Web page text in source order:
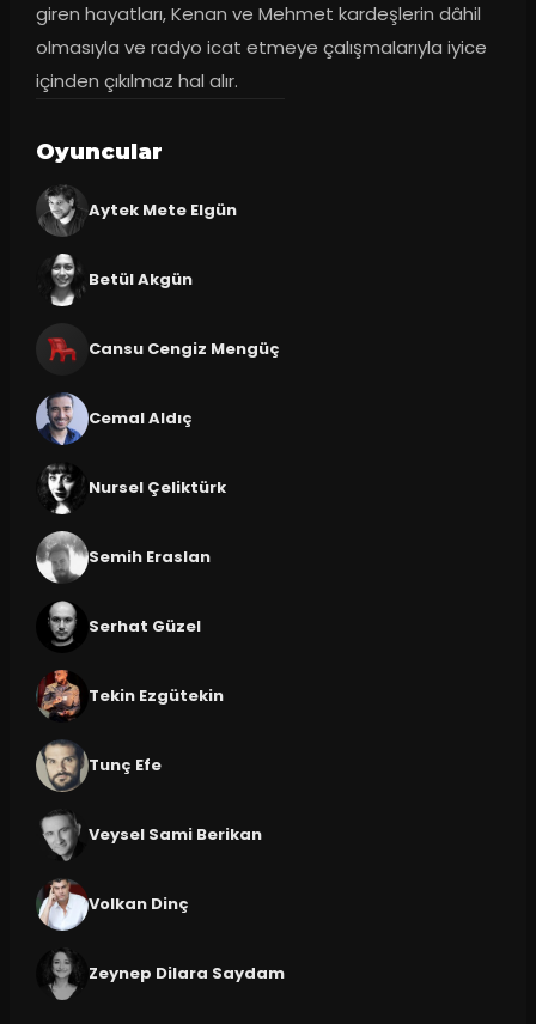
giren hayatları, Kenan ve Mehmet kardeşlerin dâhil
olmasıyla ve radyo icat etmeye çalışmalarıyla iyice
içinden çıkılmaz hal alır.
Oyuncular
Aytek Mete Elgün
Betül Akgün
Cansu Cengiz Mengüç
Cemal Aldıç
Nursel Çeliktürk
Semih Eraslan
Serhat Güzel
Tekin Ezgütekin
Tunç Efe
Veysel Sami Berikan
Volkan Dinç
Zeynep Dilara Saydam